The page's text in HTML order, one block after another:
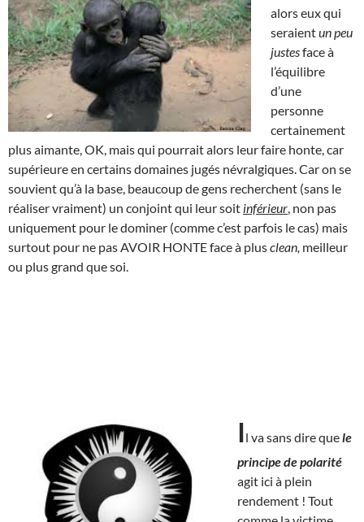
alors eux qui
seraientun peu
justesface à
l’équilibre
d’une
personne
certainement
plus aimante, OK, mais qui pourrait alors leur faire honte, car
supérieure en certains domaines jugés névralgiques. Car on se
souvient qu’à la base, beaucoup de gens recherchent (sans le
réaliser vraiment) un conjoint qui leur soit inférieur , non pas
uniquement pour le dominer (comme c’est parfois le cas) mais
surtout pour ne pas AVOIR HONTE face à plusclean, meilleur
ou plus grand que soi.
Il va sans dire quele
principe de polarité
agit ici à plein
rendement ! Tout